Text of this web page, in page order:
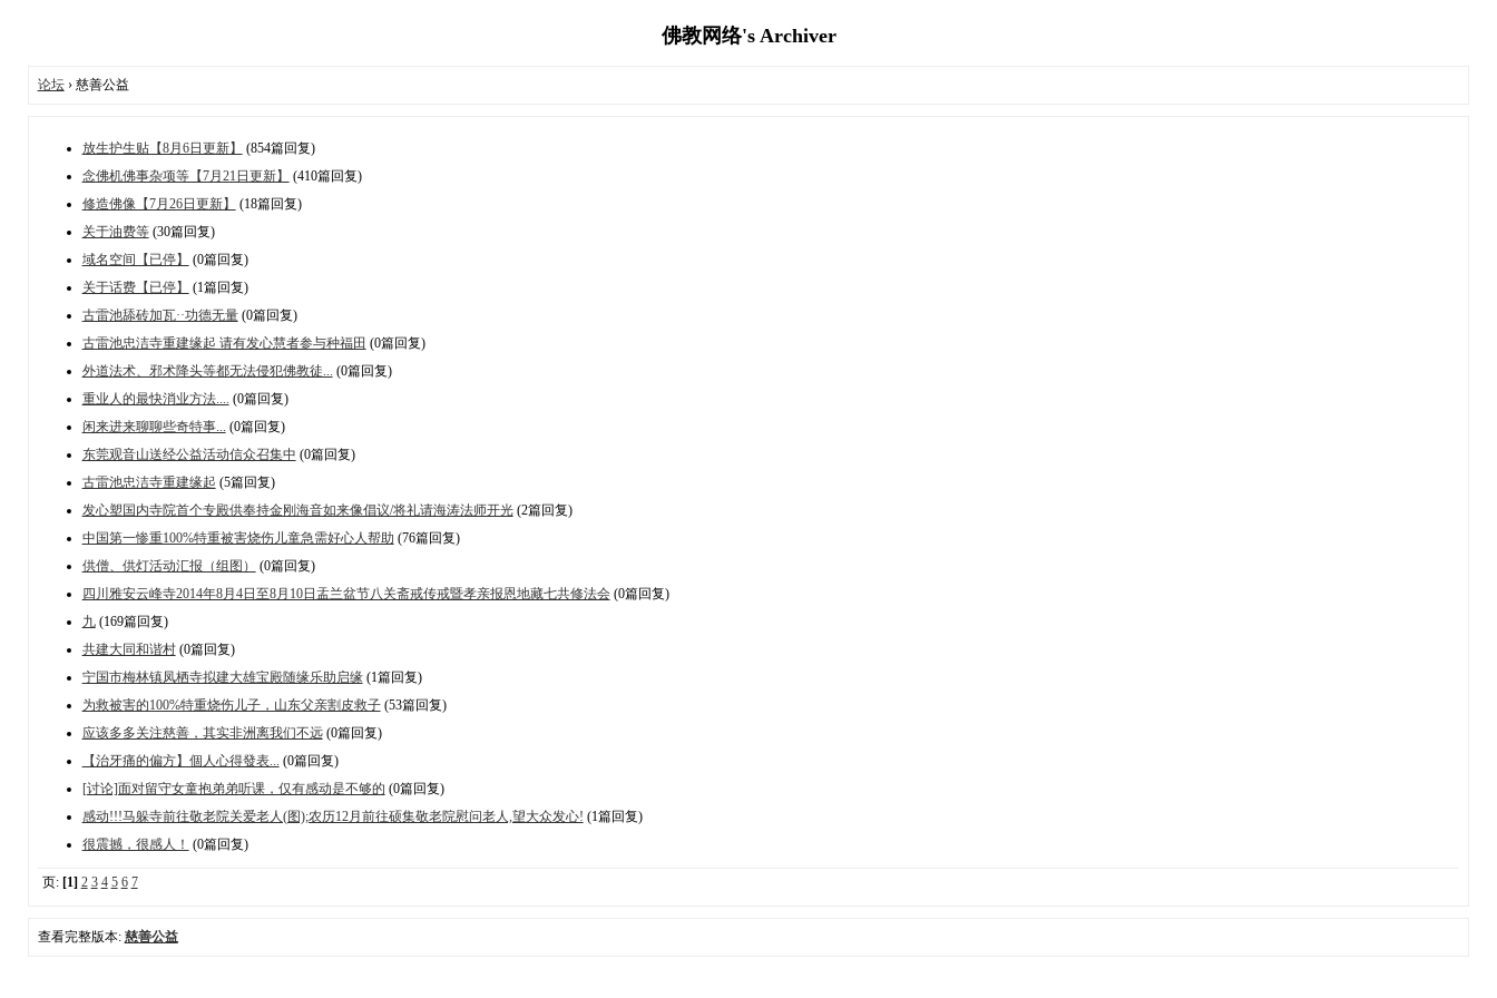
佛教网络's Archiver
论坛› 慈善公益
放生护生贴【8月6日更新】
(854篇回复)
念佛机佛事杂项等【7月21日更新】
(410篇回复)
修造佛像【7月26日更新】
(18篇回复)
关于油费等(30篇回复)
域名空间【已停】
(0篇回复)
关于话费【已停】
(1篇回复)
古雷池舔砖加瓦··功德无量(0篇回复)
古雷池忠洁寺重建缘起 请有发心慧者参与种福田 (0篇回复)
外道法术、邪术降头等都无法侵犯佛教徒... (0篇回复)
重业人的最快消业方法.... (0篇回复)
闲来进来聊聊些奇特事... (0篇回复)
东莞观音山送经公益活动信众召集中 (0篇回复)
古雷池忠洁寺重建缘起 (5篇回复)
发心塑国内寺院首个专殿供奉持金刚海音如来像倡议/将礼请海涛法师开光(2篇回复)
中国第一惨重100%特重被害烧伤儿童急需好心人帮助 (76篇回复)
供僧、供灯活动汇报（组图）
(0篇回复)
四川雅安云峰寺2014年8月4日至8月10日盂兰盆节八关斋戒传戒暨孝亲报恩地藏七共修法会(0篇回复)
九(169篇回复)
共建大同和谐村(0篇回复)
宁国市梅林镇凤栖寺拟建大雄宝殿随缘乐助启缘(1篇回复)
为救被害的100%特重烧伤儿子，山东父亲割皮救子(53篇回复)
应该多多关注慈善，其实非洲离我们不远(0篇回复)
【治牙痛的偏方】個人心得發表... (0篇回复)
[讨论]面对留守女童抱弟弟听课，仅有感动是不够的 (0篇回复)
感动!!!马躲寺前往敬老院关爱老人(图);农历12月前往硕集敬老院慰问老人,望大众发心! (1篇回复)
很震撼，很感人！ (0篇回复)
页: [1] 2 3 4 5 6 7
查看完整版本: 慈善公益